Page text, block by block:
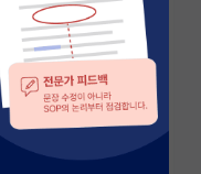
files/Y